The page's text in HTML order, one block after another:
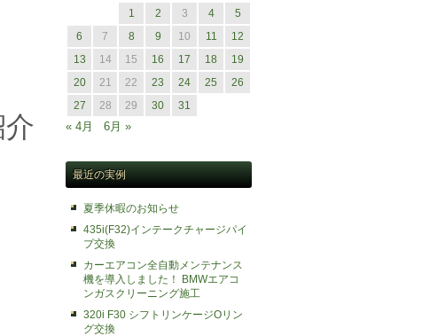
1
2 3 4
5
6
7 8 9 10 11
12
13
14 15 16 17 18
19
20
21 22 23 24 25
26
27
28 29 30 31
« 4月 6月 »
最近の実例
夏季休暇のお知らせ
435i(F32)インテークチャージパイ
プ交換
カーエアコン全自動メンテナンス
機を導入しました！ BMWエアコ
ンガスクリーニング施工
320i F30 シフトリンケージOリン
グ交換